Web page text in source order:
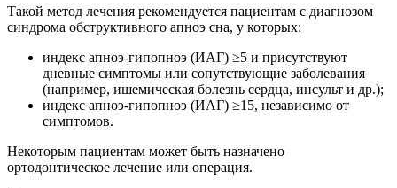
Такой метод лечения рекомендуется пациентам с диагнозом
синдрома обструктивного апноэ сна, у которых:
индекс апноэ-гипопноэ (ИАГ) ≥5 и присутствуют
дневные симптомы или сопутствующие заболевания
(например, ишемическая болезнь сердца, инсульт и др.);
индекс апноэ-гипопноэ (ИАГ) ≥15, независимо от
симптомов.
Некоторым пациентам может быть назначено
ортодонтическое лечение или операция.